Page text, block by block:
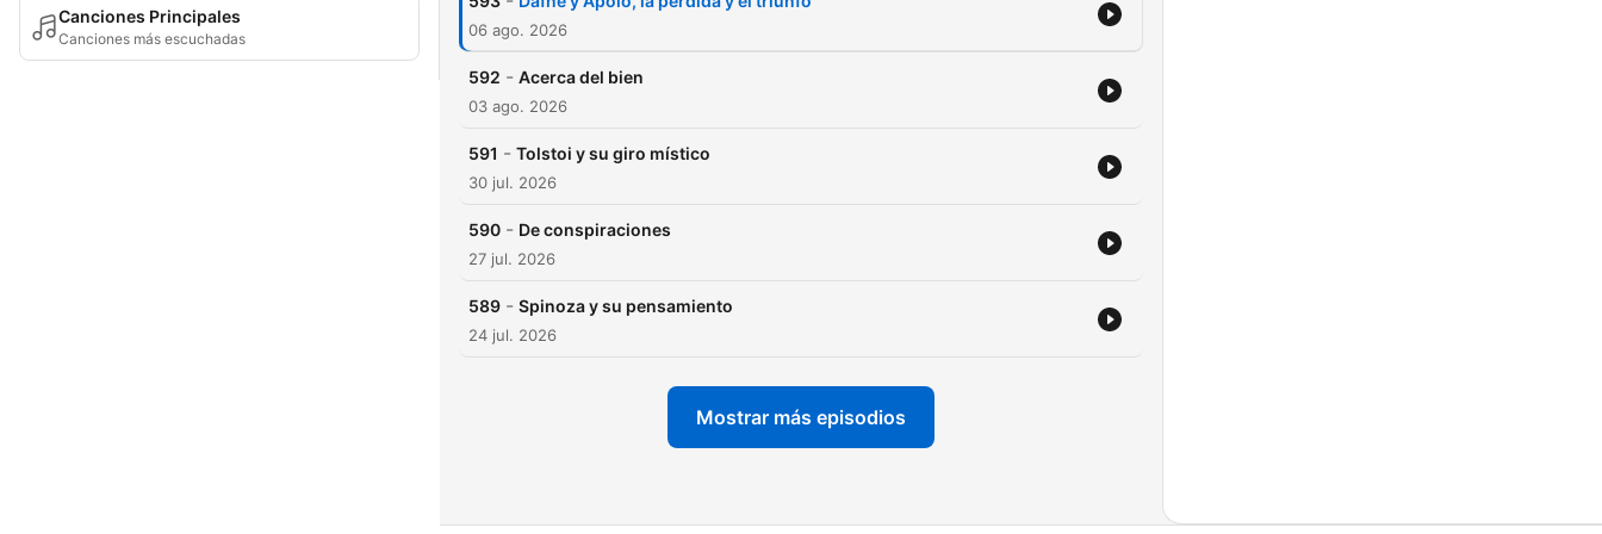
Canciones Principales
Canciones más escuchadas 06 ago. 2026
592 - Acerca del bien
03 ago. 2026
591 - Tolstoi y su giro místico
30 jul. 2026
590 - De conspiraciones
27 jul. 2026
589 - Spinoza y su pensamiento
24 jul. 2026
Mostrar más episodios